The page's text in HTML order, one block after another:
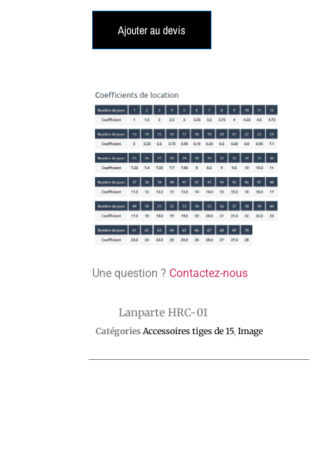
Ajouter au devis
Une question ? Contactez-nous
Lanparte HRC-01
Catégories Accessoires tiges de 15, Image